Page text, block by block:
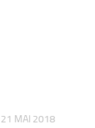
21 MAI 2018